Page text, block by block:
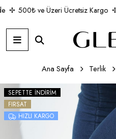
500₺ ve Üzeri Ücretsiz Kargo
Ana Sayfa Terlik
SEPETTE İNDIRIM
FIRSAT
HIZLI KARGO